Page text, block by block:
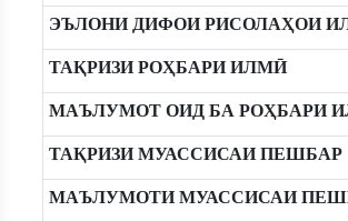
ЭЪЛОНИ ДИФОИ РИСОЛАҲОИ
ТАҚРИЗИ РОҲБАРИ ИЛМӢ
МАЪЛУМОТ ОИД БА РОҲБАРИ
ТАҚРИЗИ МУАССИСАИ ПЕШБАР
МАЪЛУМОТИ МУАССИСАИ